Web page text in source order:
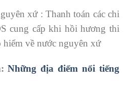
xứ : Thanh toán các chi
cung cấp khi hồi hương thi
hiểm về nước nguyên xứ
Những địa điểm nổi tiếng